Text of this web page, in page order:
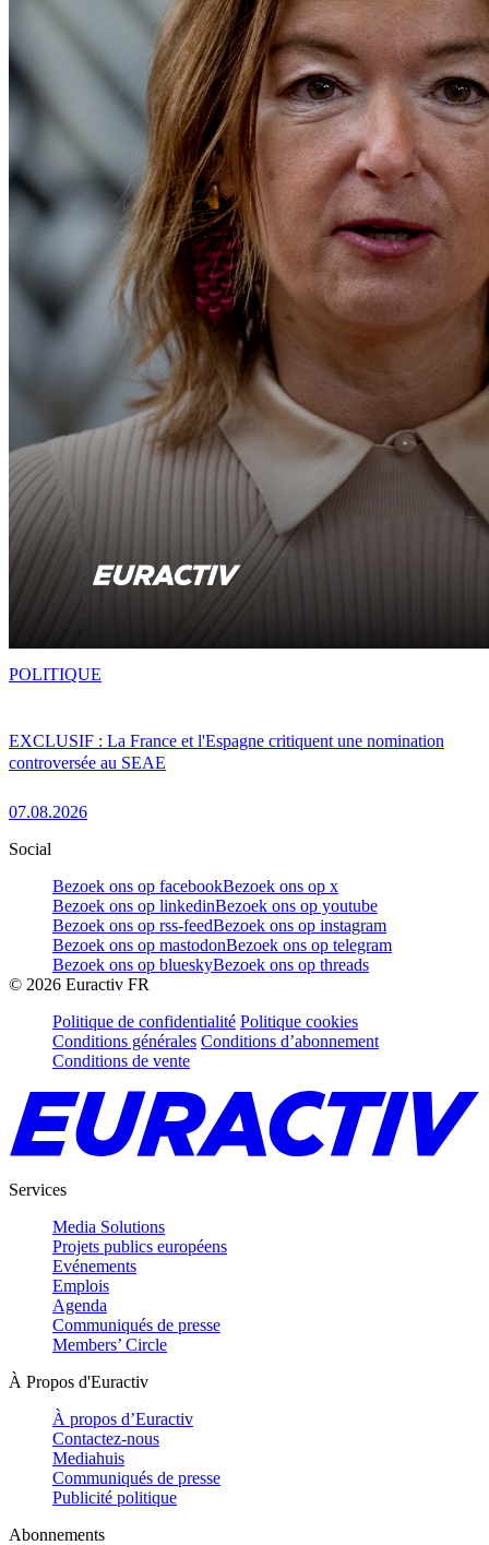
EXCLUSIF : La France et l'Espagne critiquent une nomination
controversée au SEAE
07.08.2026
POLITIQUE
Social
Bezoek ons op facebookBezoek ons op x
Bezoek ons op linkedinBezoek ons op youtube
Bezoek ons op rss-feedBezoek ons op instagram
Bezoek ons op mastodonBezoek ons op telegram
Bezoek ons op blueskyBezoek ons op threads
© 2026 Euractiv FR
Politique de confidentialité Politique cookies
Conditions générales Conditions d’abonnement
Conditions de vente
Services
Media Solutions
Projets publics européens
Evénements
Emplois
Agenda
Communiqués de presse
Members’ Circle
À Propos d'Euractiv
À propos d’Euractiv
Contactez-nous
Mediahuis
Communiqués de presse
Publicité politique
Abonnements